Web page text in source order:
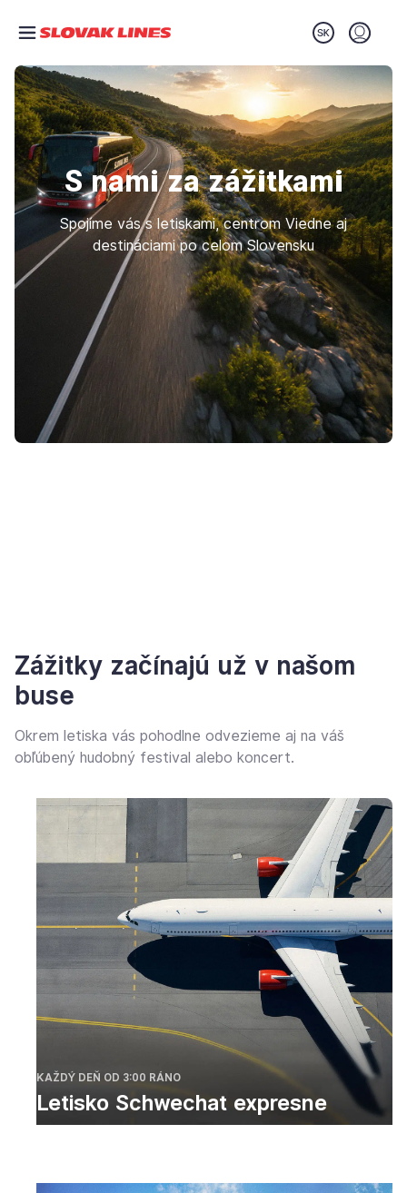
S nami za zážitkami
Spojíme vás s letiskami, centrom Viedne aj
destináciami po celom Slovensku
Zážitky začínajú už v našom
buse
Okrem letiska vás pohodlne odvezieme aj na váš
obľúbený hudobný festival alebo koncert.
KAŽDÝ DEŇ OD 3:00 RÁNO
Letisko Schwechat expresne